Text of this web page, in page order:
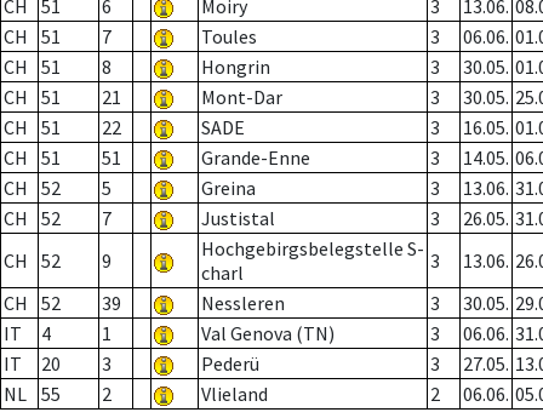
CH 51 6 Moiry 3 13.06.
CH
51 7 Toules 3 06.06.
CH
51 8 Hongrin 3 30.05.
CH
51 21 Mont-Dar 3 30.05.
CH
51 22 SADE 3 16.05.
CH
51 51 Grande-Enne 3 14.05.
CH
52 5 Greina 3 13.06.
CH
52 7 Justistal 3 26.05.
CH
52 9
Hochgebirgsbelegstelle S-
charl
3 13.06.
CH
52 39 Nessleren 3 30.05.
IT
4 1 Val Genova (TN) 3 06.06.
IT
20 3 Pederü 3 27.05.
NL 55 2 Vlieland 2 06.06.